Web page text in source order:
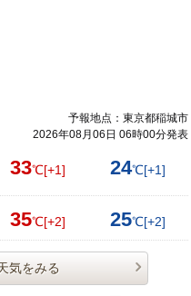
予報地点：東京都稲城市
2026年08月06日 06時00分発表
33℃[+1] 24℃[+1]
35℃[+2] 25℃[+2]
気をみる